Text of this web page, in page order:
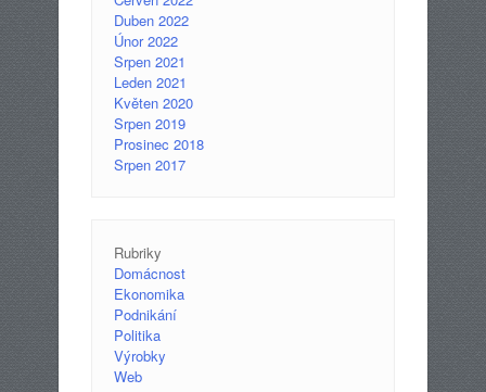
Duben 2022
Únor 2022
Srpen 2021
Leden 2021
Květen 2020
Srpen 2019
Prosinec 2018
Srpen 2017
Rubriky
Domácnost
Ekonomika
Podnikání
Politika
Výrobky
Web